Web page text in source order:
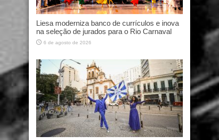
Liesa moderniza banco de currículos e inova
na seleção de jurados para o Rio Carnaval
6 de agosto de 2026